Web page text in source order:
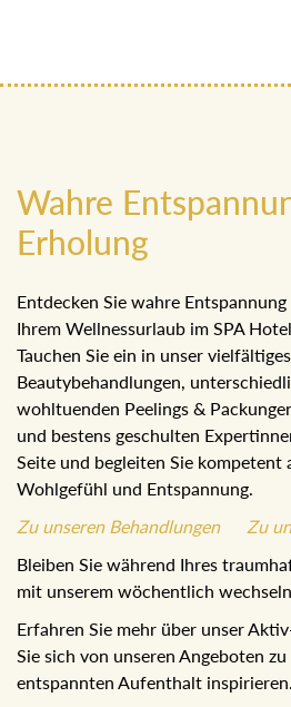
Wahre
Erholung
Entdecken Sie wahre
Ihrem Wellnessurlaub im SPA
Tauchen Sie ein in unser
Beautybehandlungen,
wohltuenden Peelings &
und bestens geschulten
Seite und begleiten Sie kompetent
Wohlgefühl und Entspannung.
Zu unseren Behandlungen
Zu
Bleiben Sie während Ihres
mit unserem wöchentlich
Erfahren Sie mehr über unser
Sie sich von unseren Angeboten
entspannten Aufenthalt inspirieren.